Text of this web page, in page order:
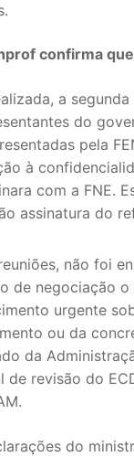
confirma
a
do
pela
à
com a FNE.
assinatura do
não foi
de negociação
urgente
ou da
da
de revisão do
do